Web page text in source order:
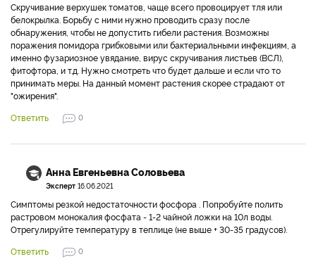
Скручивание верхушек томатов, чаще всего провоцирует тля или
белокрылка. Борьбу с ними нужно проводить сразу после
обнаружения, чтобы не допустить гибели растения. Возможны
поражения помидора грибковыми или бактериальными инфекциям, а
именно фузариозное увядание, вирус скручивания листьев (ВСЛ),
фитофтора, и т.д. Нужно смотреть что будет дальше и если что то
принимать меры. На данный момент растения скорее страдают от
"ожирения".
Ответить
0
Анна Евгеньевна Соловьева
Эксперт 16.06.2021
Симптомы резкой недостаточности фосфора . Попробуйте полить
растровом монокалия фосфата - 1-2 чайной ложки на 10л воды.
Отрегулируйте температуру в теплице (не выше + 30-35 градусов).
Ответить
0